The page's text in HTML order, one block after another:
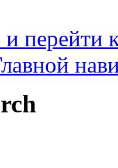
перейти